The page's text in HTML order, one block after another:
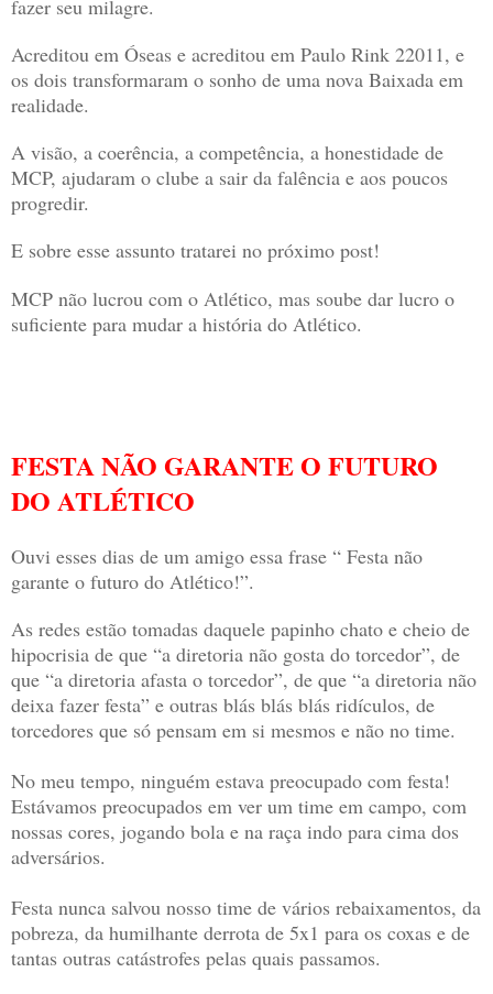
fazer seu milagre.
Acreditou em Óseas e acreditou em Paulo Rink 22011, e
os dois transformaram o sonho de uma nova Baixada em
realidade.
A visão, a coerência, a competência, a honestidade de
MCP, ajudaram o clube a sair da falência e aos poucos
progredir.
E sobre esse assunto tratarei no próximo post!
MCP não lucrou com o Atlético, mas soube dar lucro o
suficiente para mudar a história do Atlético.
FESTA NÃO GARANTE O FUTURO
DO ATLÉTICO
Ouvi esses dias de um amigo essa frase “ Festa não
garante o futuro do Atlético!”.
As redes estão tomadas daquele papinho chato e cheio de
hipocrisia de que “a diretoria não gosta do torcedor”, de
que “a diretoria afasta o torcedor”, de que “a diretoria não
deixa fazer festa” e outras blás blás blás ridículos, de
torcedores que só pensam em si mesmos e não no time.
No meu tempo, ninguém estava preocupado com festa!
Estávamos preocupados em ver um time em campo, com
nossas cores, jogando bola e na raça indo para cima dos
adversários.
Festa nunca salvou nosso time de vários rebaixamentos, da
pobreza, da humilhante derrota de 5x1 para os coxas e de
tantas outras catástrofes pelas quais passamos.